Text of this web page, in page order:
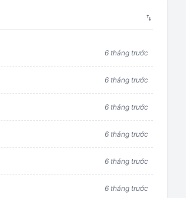
swap_vert
6 tháng trước
6 tháng trước
6 tháng trước
6 tháng trước
6 tháng trước
6 tháng trước